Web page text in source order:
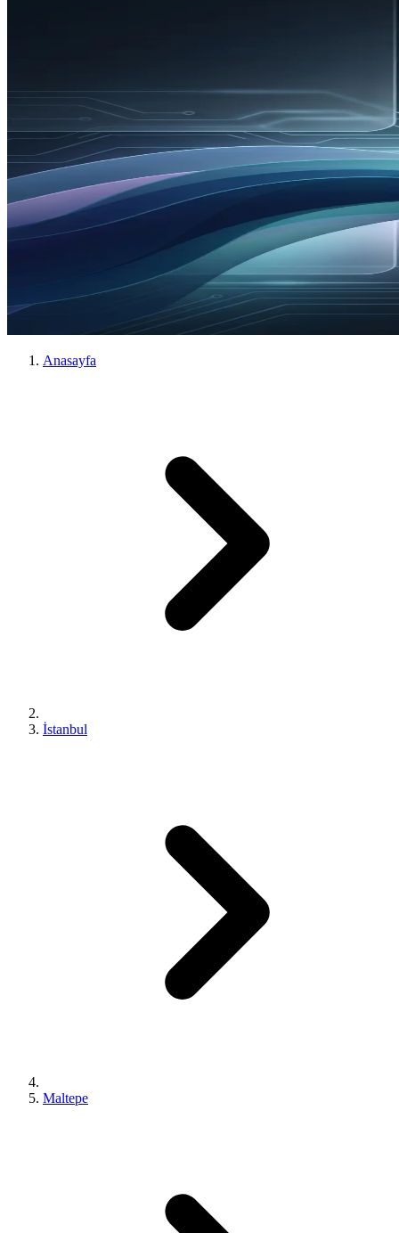
Anasayfa
İstanbul
Maltepe